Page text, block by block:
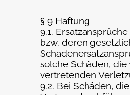
§ 9 Haftung
9.1.
bzw. deren
solche Schäden,
vertretenden
9.2. Bei Schäden,